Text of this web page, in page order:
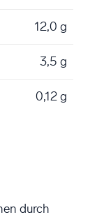
12,0 g
3,5 g
0,12 g
durch